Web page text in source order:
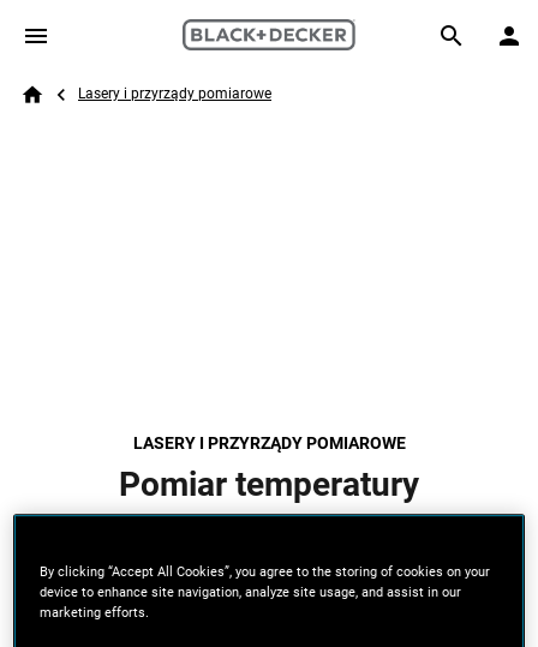
Skip to main content
Search
Breadcrumb
Lasery i przyrządy pomiarowe
LASERY I PRZYRZĄDY POMIAROWE
Pomiar temperatury
By clicking “Accept All Cookies”, you agree to the storing of cookies on your
device to enhance site navigation, analyze site usage, and assist in our
marketing efforts.